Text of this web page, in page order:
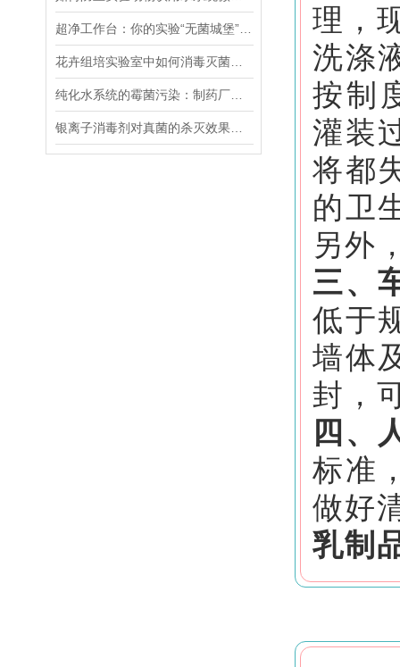
理，
洗涤
按制
灌装
将都
的卫
另外
三、
低于
墙体
封，
四、
标准
做好
乳制